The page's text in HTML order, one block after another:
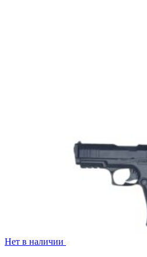
Нет в наличии